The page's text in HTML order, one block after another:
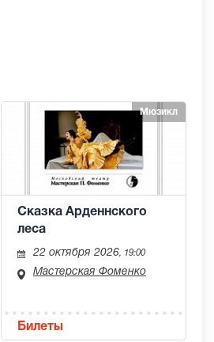
Мюзикл
Сказка Арденнского
леса
22 октября 2026, 19:00
Мастерская Фоменко
Билеты